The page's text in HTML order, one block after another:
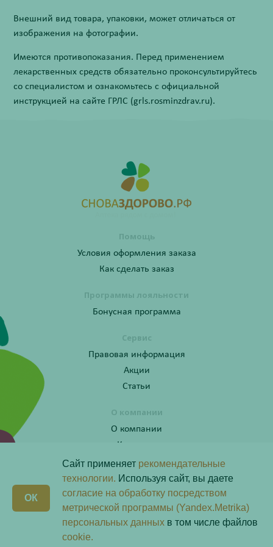
Внешний вид товара, упаковки, может отличаться от
изображения на фотографии.
Имеются противопоказания. Перед применением
лекарственных средств обязательно проконсультируйтесь
со специалистом и ознакомьтесь с официальной
инструкцией на сайте ГРЛС (grls.rosminzdrav.ru).
Помощь
Условия оформления заказа
Как сделать заказ
Программы лояльности
Бонусная программа
Сервис
Правовая информация
Акции
Статьи
О компании
О компании
Контакты
Получите консультацию по телефону:
8 (800) 201-40-60 доб. 4
Сайт применяет рекомендательные
технологии. Используя сайт, вы даете
согласие на обработку посредством
метрической программы (Yandex.Metrika)
персональных данных в том числе файлов
cookie.
ОК
Скачай наше
приложение